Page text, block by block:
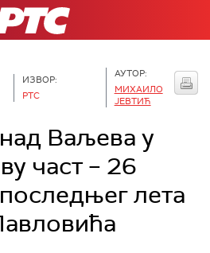
РТС
ИЗВОР:
РТС
АУТОР:
МИХАИЛО
ЈЕВТИЋ
Ваљева у
част – 26
лета